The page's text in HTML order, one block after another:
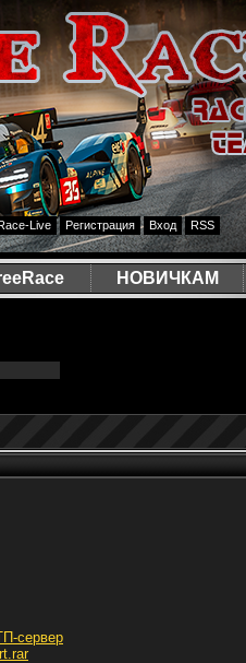
Live Регистрация Вход RSS
НОВИЧКАМ
сервер